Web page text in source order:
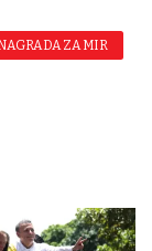
ZA MIR